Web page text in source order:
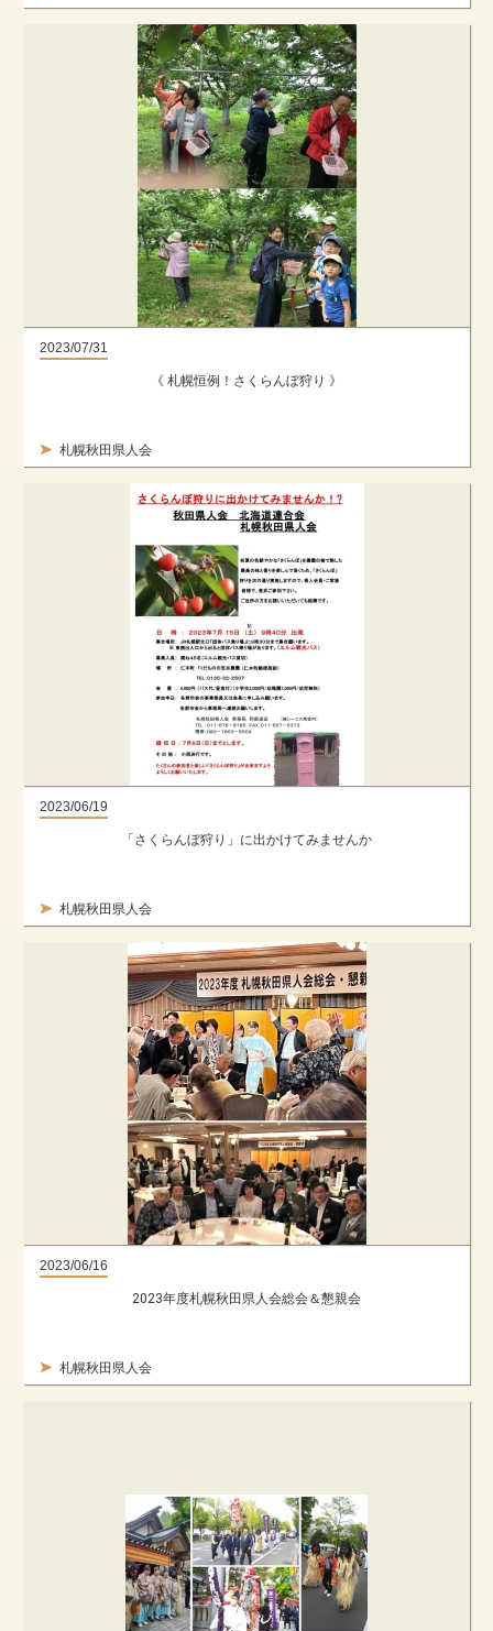
2023/07/31
札幌秋田県人会
《 札幌恒例！さくらんぼ狩り 》
2023/06/19
札幌秋田県人会
「さくらんぼ狩り」に出かけてみませんか
2023/06/16
札幌秋田県人会
2023年度札幌秋田県人会総会＆懇親会